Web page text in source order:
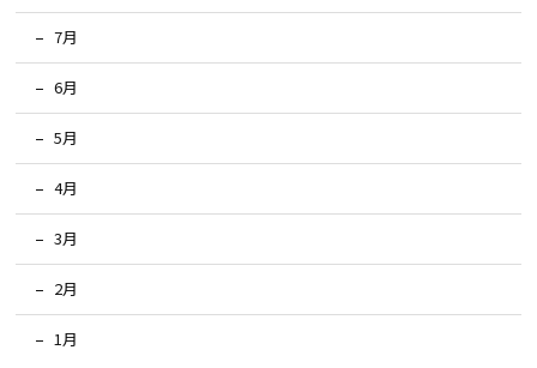
7月
6月
5月
4月
3月
2月
1月